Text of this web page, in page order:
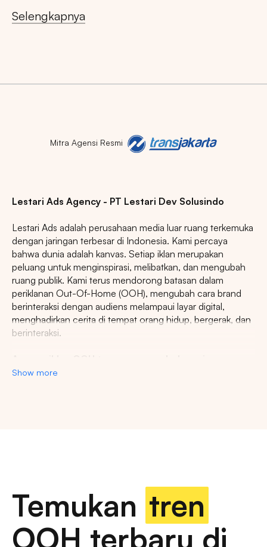
JAWA TENGAH
Selengkapnya
Mitra Agensi Resmi
Lestari Ads Agency - PT Lestari Dev Solusindo
Lestari Ads adalah perusahaan media luar ruang terkemuka
dengan jaringan terbesar di Indonesia. Kami percaya
bahwa dunia adalah kanvas. Setiap iklan merupakan
peluang untuk menginspirasi, melibatkan, dan mengubah
ruang publik. Kami terus mendorong batasan dalam
periklanan Out-Of-Home (OOH), mengubah cara brand
berinteraksi dengan audiens melampaui layar digital,
menghadirkan cerita di tempat orang hidup, bergerak, dan
berinteraksi.
strategis di kota-kota besar di Indonesia.
Temukan billboard berkualitas dengan berbagai
pilihan ukuran dan dimensi
Show more
Temukan tren
OOH terbaru di